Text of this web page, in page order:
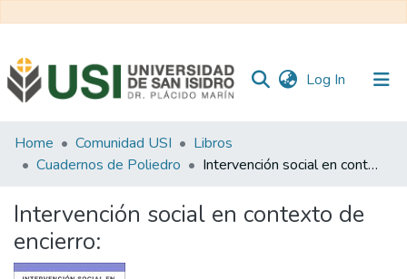
Log In (current)
Communities
&
All of RI USI
Statistics
Home Comunidad USI
Libros
Cuadernos de Poliedro
Intervención social en contexto de encierro:
Intervención social en contexto de
encierro: